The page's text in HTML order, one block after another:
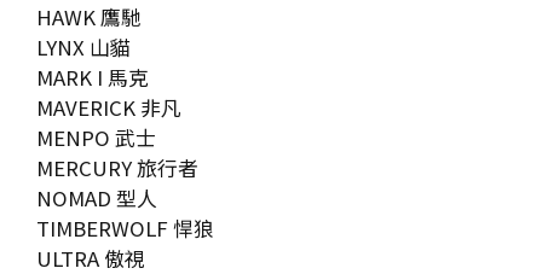
HAWK 鷹馳
LYNX 山貓
MARK I 馬克
MAVERICK 非凡
MENPO 武士
MERCURY 旅行者
NOMAD 型人
TIMBERWOLF 悍狼
ULTRA 傲視